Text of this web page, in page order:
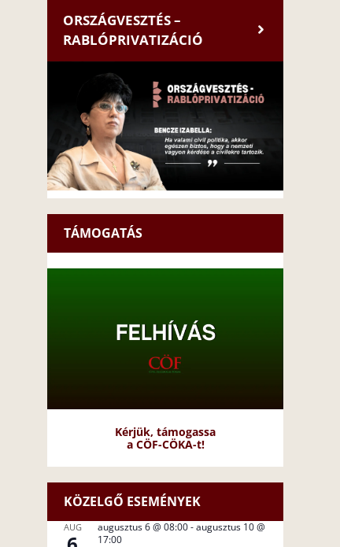
ORSZÁGVESZTÉS –
RABLÓPRIVATIZÁCIÓ
TÁMOGATÁS
Kérjük, támogassa
a CÖF-CÖKA-t!
KÖZELGŐ ESEMÉNYEK
AUG augusztus 6 @ 08:00-augusztus 10 @
17:00